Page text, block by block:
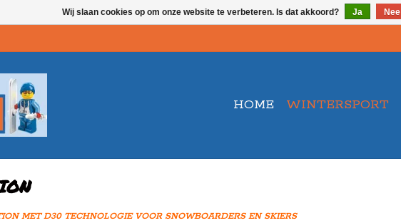
HOME WINTERSPORT
MET D30 TECHNOLOGIE VOOR SNOWBOARDERS EN SKIERS
Wij slaan cookies op om onze website te verbeteren. Is dat akkoord? Ja Nee